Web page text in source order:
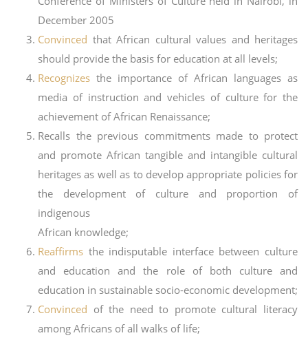
December 2005
Convinced that African cultural values and heritages
should provide the basis for education at all levels;
Recognizes the importance of African languages as
media of instruction and vehicles of culture for the
achievement of African Renaissance;
Recalls the previous commitments made to protect
and promote African tangible and intangible cultural
heritages as well as to develop appropriate policies for
the development of culture and proportion of
indigenous
African knowledge;
Reaffirms the indisputable interface between culture
and education and the role of both culture and
education in sustainable socio-economic development;
Convinced of the need to promote cultural literacy
among Africans of all walks of life;